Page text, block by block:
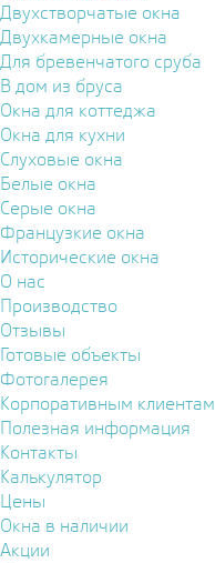
Двухстворчатые окна
Двухкамерные окна
Для бревенчатого сруба
В дом из бруса
Окна для коттеджа
Окна для кухни
Слуховые окна
Белые окна
Серые окна
Французкие окна
Исторические окна
О нас
Производство
Отзывы
Готовые объекты
Фотогалерея
Корпоративным клиентам
Полезная информация
Контакты
Калькулятор
Цены
Окна в наличии
Акции